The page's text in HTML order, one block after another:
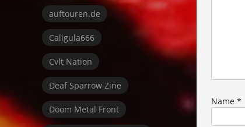
Name *
auftouren.de
Caligula666
Cvlt Nation
Deaf Sparrow Zine
Doom Metal Front